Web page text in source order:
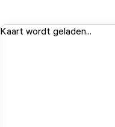
Kaart wordt geladen...